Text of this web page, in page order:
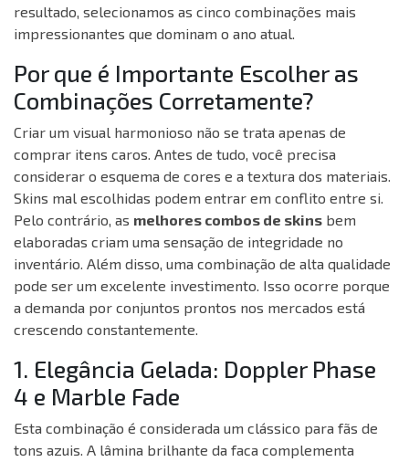
resultado, selecionamos as cinco combinações mais
impressionantes que dominam o ano atual.
Por que é Importante Escolher as
Combinações Corretamente?
Criar um visual harmonioso não se trata apenas de
comprar itens caros. Antes de tudo, você precisa
considerar o esquema de cores e a textura dos materiais.
Skins mal escolhidas podem entrar em conflito entre si.
Pelo contrário, as melhores combos de skins bem
elaboradas criam uma sensação de integridade no
inventário. Além disso, uma combinação de alta qualidade
pode ser um excelente investimento. Isso ocorre porque
a demanda por conjuntos prontos nos mercados está
crescendo constantemente.
1. Elegância Gelada: Doppler Phase
4 e Marble Fade
Esta combinação é considerada um clássico para fãs de
tons azuis. A lâmina brilhante da faca complementa